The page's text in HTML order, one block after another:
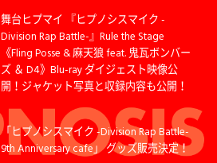
舞台ヒプマイ 『ヒプノシスマイク -
Division Rap Battle-』Rule the Stage
《Fling Posse & 麻天狼 feat. 鬼瓦ボンバー
ズ ＆ D4》Blu-ray ダイジェスト映像公
開！ジャケット写真と収録内容も公開！
「ヒプノシスマイク -Division Rap Battle-
9th Anniversary cafe」 グッズ販売決定！